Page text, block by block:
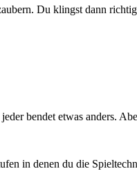
Du klingst dann
bendet etwas anders.
in denen du die